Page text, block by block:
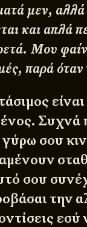
μεν, αλλά
και απλά
Μου
παρά
Συχνά
σου
σου
την
εσύ